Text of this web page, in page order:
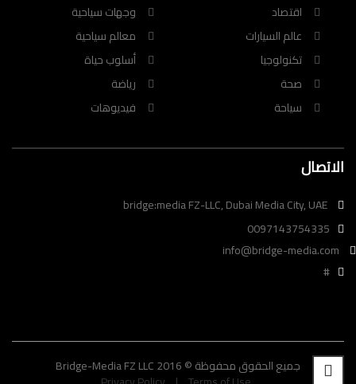
وجهات سياحية
معالم سياحية
أسلوب حياة
رياضة
فيديوهات
اقتصاد
عالم السيارات
تكنولوجيا
صحة
سياحة
الاتصال
0097143754335
#
Bridge-Media FZ LLC جميع الحقوق محفوظة © 2016